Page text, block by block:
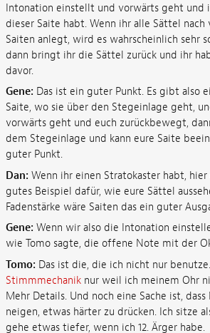
Intonation einstellt und vorwärts geht und
dieser Saite habt. Wenn ihr alle Sättel nach
Saiten anlegt, wird es wahrscheinlich sehr
dann bringt ihr die Sättel zurück und ihr
davor.
Gene: Das ist ein guter Punkt. Es gibt also
Saite, wo sie über den Stegeinlage geht,
vorwärts geht und euch zurückbewegt,
dem Stegeinlage und kann eure Saite
guter Punkt.
Dan: Wenn ihr einen Stratokaster habt,
gutes Beispiel dafür, wie eure Sättel
Fadenstärke wäre Saiten das ein guter
Gene: Wenn wir also die Intonation
wie Tomo sagte, die offene Note mit der
Tomo: Das ist die, die ich nicht nur
Stimmmechaniknur weil ich meinem Ohr
Mehr Details. Und noch eine Sache ist, dass
neigen, etwas härter zu drücken. Ich sitze
gehe etwas tiefer, wenn ich 12. Ärger habe.